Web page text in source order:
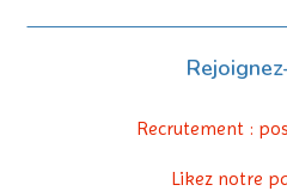
Recrutement :
Likez notre